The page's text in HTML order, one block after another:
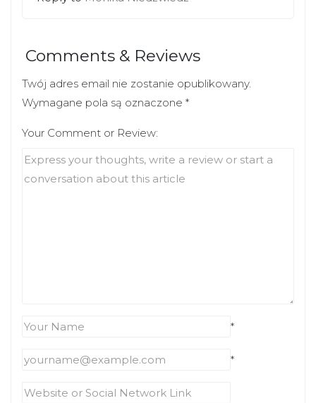
Comments & Reviews
Twój adres email nie zostanie opublikowany.
Wymagane pola są oznaczone *
Your Comment or Review:
*
*